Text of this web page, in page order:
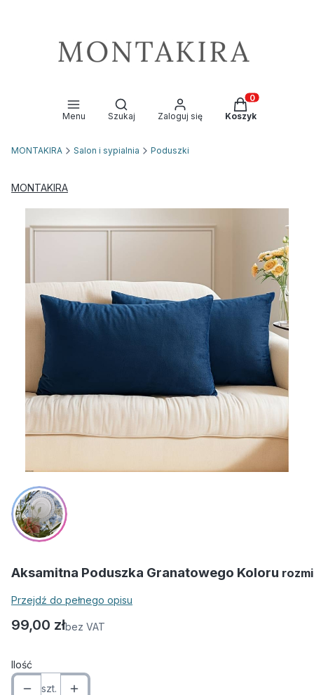
Menu
Otwórz wyszukiwarkę
Szukaj Zaloguj się
Produkty w
Koszyk
MONTAKIRA Salon i sypialnia Poduszki
MONTAKIRA
Aksamitna Poduszka Granatowego Koloru
Przejdź do pełnego opisu
Cena
99,00 złbez VAT
Ilość
szt.